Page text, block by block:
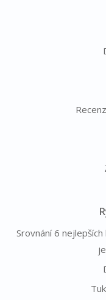
Srovnání 6